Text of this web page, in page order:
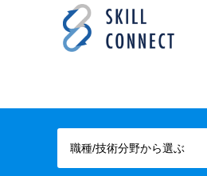
職種/技術分野から選ぶ